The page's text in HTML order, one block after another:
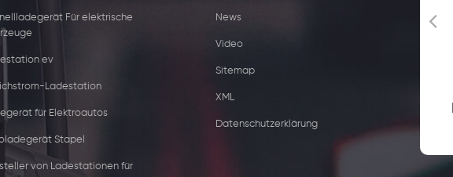
Für elektrische
ev
Ladestation
für Elektroautos
Stapel
von Ladestationen für
News
Video
Sitemap
XML
Datenschutzerklärung
15W kabelloser
Ladegerät mit zwei Typ2